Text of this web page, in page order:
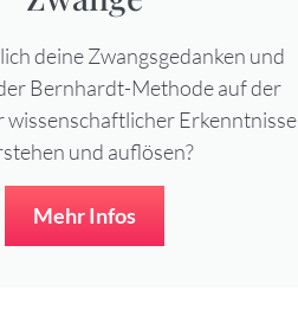
deine Zwangsgedanken und
Bernhardt-Methode auf der
wissenschaftlicher Erkenntnisse
und auflösen?
Mehr Infos